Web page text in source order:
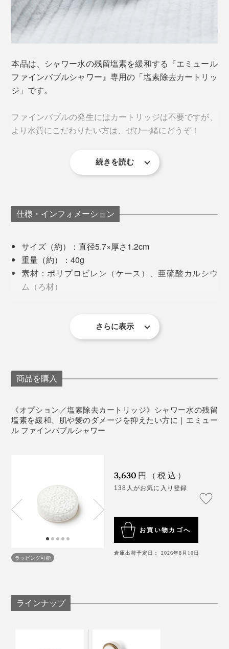
本品は、シャワー水の残留塩素を緩和する『エミュール
ファインバブルシャワー』専用の「塩素除去カートリッ
ジ」です。
ファインバブルの発生にはカートリッジは不要ですが、
より水質にこだわりたい方は、ぜひ一緒にどうぞ！
塩素除去カートリッジ（左下）、スキンケアカートリッジ（右下）、エミュール
ファインバブルシャワー本体（上）
子さまや肌が敏感な方には刺激になることも。
本品は、残留塩素を、亜硫酸カルシウムによって緩和。
肌・髪のダメージを抑えたい方にもおすすめです。
続きを読む
仕様・インフォメーション
サイズ（約）：直径5.7×厚さ1.2cm
重量（約）：40g
素材：ポリプロビレン（ケース）、亜硫酸カルシウ
ム（ろ材）
さらに表示
商品を購入
《オプション／塩素除去カートリッジ》シャワー水の残留
塩素を緩和、肌や髪のダメージを抑えたい方に｜エミュー
ル ファインバブルシャワー
ラッピング可能
3,630 円（税込）
138人がお気に入り登録
お買い物カゴへ
倉庫出荷予定日： 2026年8月10日
ラインナップ